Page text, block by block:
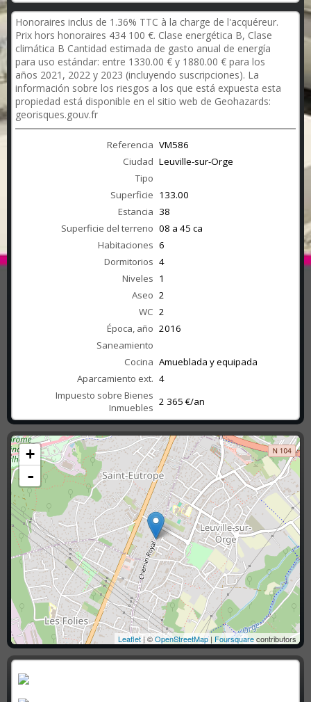
Honoraires inclus de 1.36% TTC à la charge de l'acquéreur.
Prix hors honoraires 434 100 €. Clase energética B, Clase
climática B Cantidad estimada de gasto anual de energía
para uso estándar: entre 1330.00 € y 1880.00 € para los
años 2021, 2022 y 2023 (incluyendo suscripciones). La
información sobre los riesgos a los que está expuesta esta
propiedad está disponible en el sitio web de Geohazards:
georisques.gouv.fr
Referencia VM586
Ciudad Leuville-sur-Orge
Tipo
Superficie 133.00
Estancia 38
Superficie del terreno 08 a 45 ca
Habitaciones 6
Dormitorios 4
Niveles 1
Aseo 2
WC 2
Época, año 2016
Saneamiento
Cocina Amueblada y equipada
Aparcamiento ext. 4
Impuesto sobre Bienes
Inmuebles 2 365 €/an
+
-
Leaflet | ©OpenStreetMap| Foursquarecontributors